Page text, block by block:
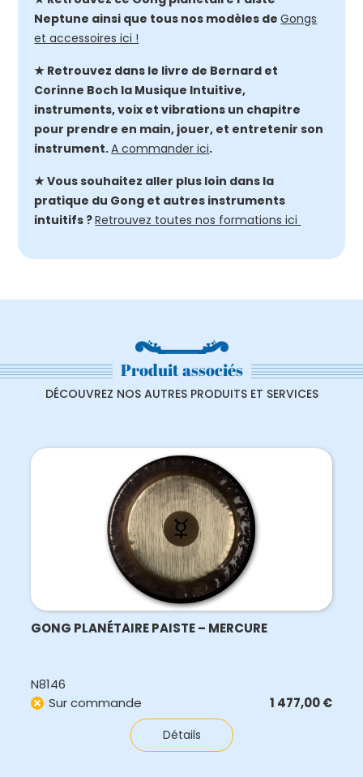
Neptune ainsi que tous nos modèles deGongs
et accessoires ici !
★ Retrouvez dans le livre de Bernard et
Corinne Boch la Musique Intuitive,
instruments, voix et vibrations un chapitre
pour prendre en main, jouer, et entretenir son
instrument.A commander ici.
★ Vous souhaitez aller plus loin dans la
pratique du Gong et autres instruments
intuitifs ?Retrouvez toutes nos formations ici
Produit associés
DÉCOUVREZ NOS AUTRES PRODUITS ET SERVICES
GONG PLANÉTAIRE PAISTE – MERCURE
N8146
Sur commande
1 477,00€
Détails